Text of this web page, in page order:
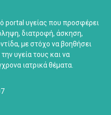
portal υγείας που προσφέρει
διατροφή, άσκηση,
με στόχο να βοηθήσει
υγεία τους και να
ιατρικά θέματα.